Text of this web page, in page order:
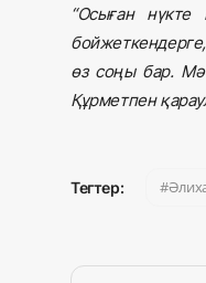
“Осыған
өз соңы бар.
Құрметпен
Тегтер: